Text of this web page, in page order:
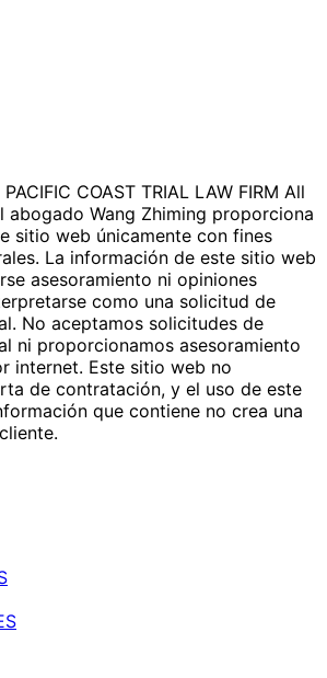
COAST TRIAL LAW FIRM All
abogado Wang Zhiming proporciona
sitio web únicamente con fines
La información de este sitio web
asesoramiento ni opiniones
como una solicitud de
No aceptamos solicitudes de
ni proporcionamos asesoramiento
internet. Este sitio web no
de contratación, y el uso de este
que contiene no crea una